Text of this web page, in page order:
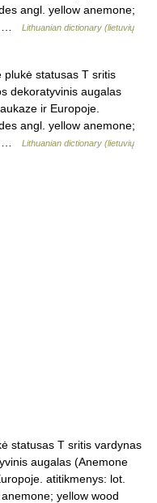
angl. yellow anemone;
…
Lithuanian dictionary (lietuvių
statusas T sritis
dekoratyvinis augalas
ir Europoje.
angl. yellow anemone;
…
Lithuanian dictionary (lietuvių
statusas T sritis vardynas
augalas (Anemone
atitikmenys: lot.
yellow wood